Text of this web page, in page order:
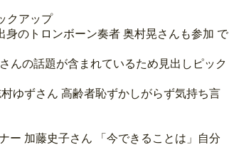
クアップ
のトロンボーン奏者 奥村晃さんも参加 で
んの話題が含まれているため見出しピック
ゆずさん 高齢者恥ずかしがらず気持ち言
ー 加藤史子さん 「今できることは」自分